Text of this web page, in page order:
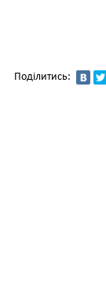
Поділитись: